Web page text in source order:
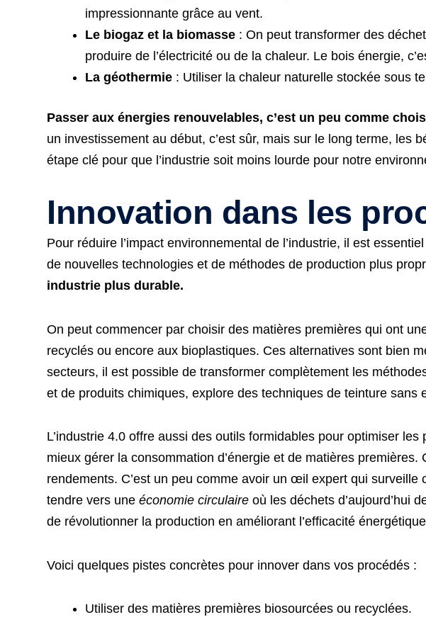
impressionnante grâce au vent.
Le biogaz et la biomasse : On peut transformer des
produire de l’électricité ou de la chaleur. Le bois énergie,
La géothermie : Utiliser la chaleur naturelle stockée sous
Passer aux énergies renouvelables, c’est un peu comme
un investissement au début, c’est sûr, mais sur le long terme, les
étape clé pour que l’industrie soit moins lourde pour notre
Innovation dans les
Pour réduire l’impact environnemental de l’industrie, il est
de nouvelles technologies et de méthodes de production plus
industrie plus durable.
On peut commencer par choisir des matières premières qui ont
recyclés ou encore aux bioplastiques. Ces alternatives sont bien
secteurs, il est possible de transformer complètement les
et de produits chimiques, explore des techniques de teinture sans
L’industrie 4.0 offre aussi des outils formidables pour optimiser
mieux gérer la consommation d’énergie et de matières
rendements. C’est un peu comme avoir un œil expert qui surveille
tendre vers uneéconomie circulaire où les déchets d’aujourd’hui
de révolutionner la production en améliorant l’efficacité
Voici quelques pistes concrètes pour innover dans vos procédés :
Utiliser des matières premières biosourcées ou recyclées.